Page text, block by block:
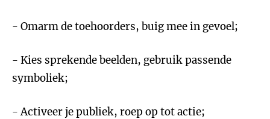
- Omarm de toehoorders, buig mee in gevoel;
- Kies sprekende beelden, gebruik passende
symboliek;
- Activeer je publiek, roep op tot actie;